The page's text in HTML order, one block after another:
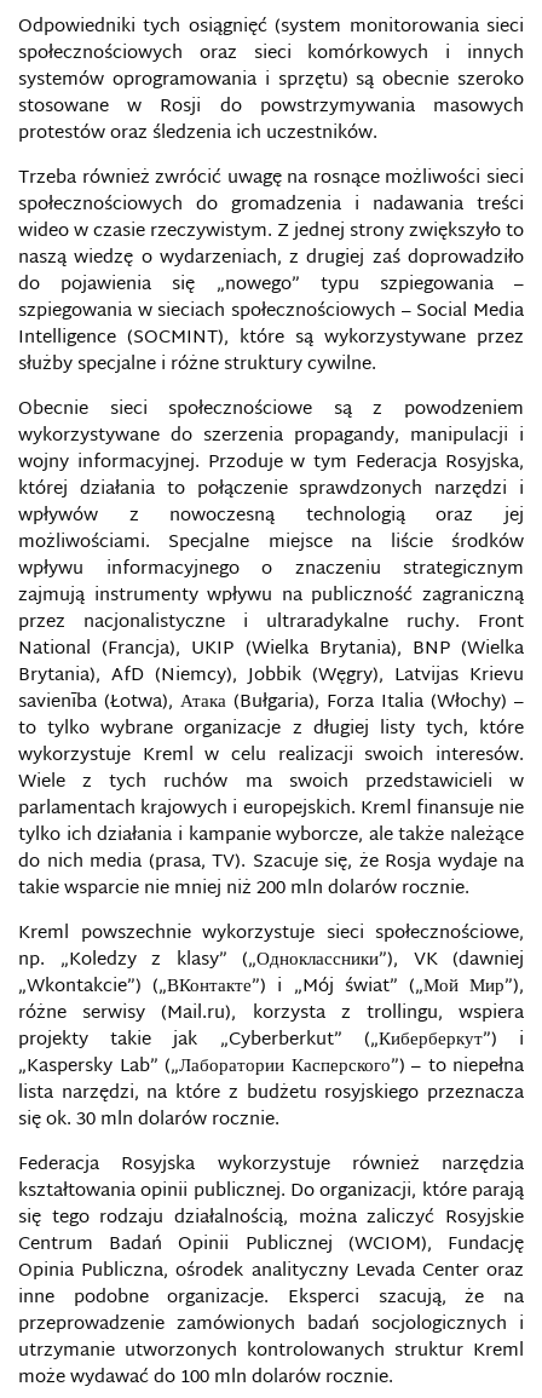
Odpowiedniki tych osiągnięć (system monitorowania sieci
społecznościowych oraz sieci komórkowych i innych
systemów oprogramowania i sprzętu) są obecnie szeroko
stosowane w Rosji do powstrzymywania masowych
protestów oraz śledzenia ich uczestników.
Trzeba również zwrócić uwagę na rosnące możliwości sieci
społecznościowych do gromadzenia i nadawania treści
wideo w czasie rzeczywistym. Z jednej strony zwiększyło to
naszą wiedzę o wydarzeniach, z drugiej zaś doprowadziło
do pojawienia się „nowego” typu szpiegowania –
szpiegowania w sieciach społecznościowych – Social Media
Intelligence (SOCMINT), które są wykorzystywane przez
służby specjalne i różne struktury cywilne.
Obecnie sieci społecznościowe są z powodzeniem
wykorzystywane do szerzenia propagandy, manipulacji i
wojny informacyjnej. Przoduje w tym Federacja Rosyjska,
której działania to połączenie sprawdzonych narzędzi i
wpływów z nowoczesną technologią oraz jej
możliwościami. Specjalne miejsce na liście środków
wpływu informacyjnego o znaczeniu strategicznym
zajmują instrumenty wpływu na publiczność zagraniczną
przez nacjonalistyczne i ultraradykalne ruchy. Front
National (Francja), UKIP (Wielka Brytania), BNP (Wielka
Brytania), AfD (Niemcy), Jobbik (Węgry), Latvijas Krievu
savienība (Łotwa), Атака (Bułgaria), Forza Italia (Włochy) –
to tylko wybrane organizacje z długiej listy tych, które
wykorzystuje Kreml w celu realizacji swoich interesów.
Wiele z tych ruchów ma swoich przedstawicieli w
parlamentach krajowych i europejskich. Kreml finansuje nie
tylko ich działania i kampanie wyborcze, ale także należące
do nich media (prasa, TV). Szacuje się, że Rosja wydaje na
takie wsparcie nie mniej niż 200 mln dolarów rocznie.
Kreml powszechnie wykorzystuje sieci społecznościowe,
np. „Koledzy z klasy” („Одноклассники”), VK (dawniej
„Wkontakcie”) („ВКонтакте”) i „Mój świat” („Мой Мир”),
różne serwisy (Mail.ru), korzysta z trollingu, wspiera
projekty takie jak „Cyberberkut” („Киберберкут”) i
„Kaspersky Lab” („Лаборатории Касперского”) – to niepełna
lista narzędzi, na które z budżetu rosyjskiego przeznacza
się ok. 30 mln dolarów rocznie.
Federacja Rosyjska wykorzystuje również narzędzia
kształtowania opinii publicznej. Do organizacji, które parają
się tego rodzaju działalnością, można zaliczyć Rosyjskie
Centrum Badań Opinii Publicznej (WCIOM), Fundację
Opinia Publiczna, ośrodek analityczny Levada Center oraz
inne podobne organizacje. Eksperci szacują, że na
przeprowadzenie zamówionych badań socjologicznych i
utrzymanie utworzonych kontrolowanych struktur Kreml
może wydawać do 100 mln dolarów rocznie.
CYFROWA KONWENCJA GENEWSKA
CYFROWE DANE GEOGRAFICZNE
CYFROWY ŻOŁNIERZ
DARK WEB
DARKNET
DEBUNK
DEEPFAKE
DEEP WEB/INVISIBLE WEB
DEMOKRACJA INFORMACYJNA
DEZINFORMACJA RADIOELEKTRONICZNA
DOKTRYNA BEZPIECZEŃSTWA INFORMACYJNEGO
DOKTRYNA CYBERBEZPIECZEŃSTWA
RZECZYPOSPOLITEJ POLSKIEJ
DOUBLESWITCH
DOWÓDZTWO OPERACJI CYBERNETYCZNYCH
STANÓW ZJEDNOCZONYCH
DOWÓDZTWO PRZESTRZENI CYBERNETYCZNEJ I
INFORMACYJNEJ NIEMIEC
DOXING
DRONY ROZPOZNAWCZE
E-BEZPIECZEŃSTWO
E-DŻIHAD
ECHO CHAMBER
EDUKACJA DLA BEZPIECZEŃSTWA W SIECI
EDUKACJA I KULTURA JAKO ŚRODKI WOJNY
INFORMACYJNEJ FR